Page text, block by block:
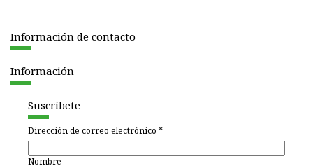
Información de contacto
Información
Suscríbete
Dirección de correo electrónico *
Nombre